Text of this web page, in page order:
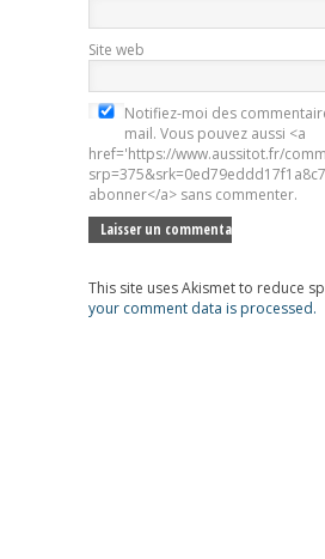
Site web
Notifiez-moi des
mail. Vous pouvez aussi <a
href='https://www.aussitot.fr/
abonner</a> sans commenter.
This site uses Akismet to reduce
your comment data is processed.